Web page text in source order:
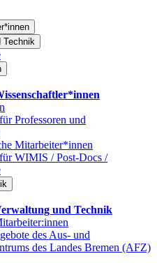
Technik
Professoren und
Mitarbeiter*innen
WIMIS / Post-Docs /
und Technik
des Aus- und
des Landes Bremen (AFZ)